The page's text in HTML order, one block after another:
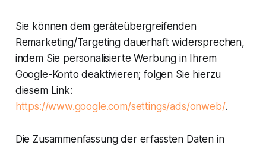
Sie können dem geräteübergreifenden
Remarketing/Targeting dauerhaft widersprechen,
indem Sie personalisierte Werbung in Ihrem
Google-Konto deaktivieren; folgen Sie hierzu
diesem Link:
https://www.google.com/settings/ads/onweb/.
Die Zusammenfassung der erfassten Daten in